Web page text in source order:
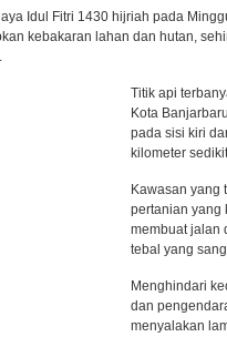
Idul Fitri 1430 hijriah pada
kebakaran lahan dan hutan,
Titik api
Kota
pada sisi kiri
kilometer
Kawasan yang
pertanian yang
membuat jalan
tebal yang
Menghindari
dan
menyalakan